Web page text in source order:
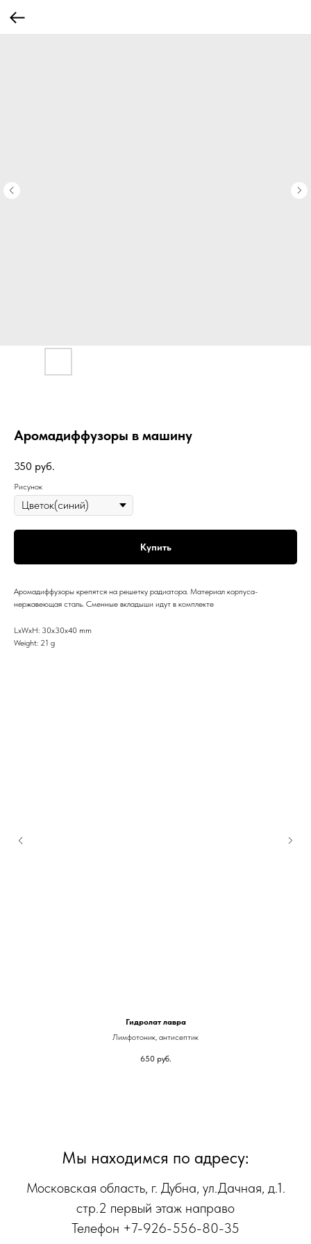
Аромадиффузоры в машину
350 руб.
Рисунок
Купить
Аромадиффузоры крепятся на решетку радиатора. Материал корпуса-
нержавеющая сталь. Сменные вкладыши идут в комплекте
LxWxH: 30x30x40 mm
Weight: 21 g
Гидролат лавра
Лимфотоник, антисептик
650 руб.
Мы находимся по адресу:
Московская область, г. Дубна, ул.Дачная, д.1.
стр.2 первый этаж направо
Телефон +7-926-556-80-35